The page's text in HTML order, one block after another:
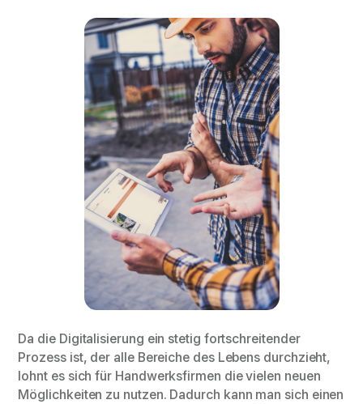
Da die Digitalisierung ein stetig fortschreitender
Prozess ist, der alle Bereiche des Lebens durchzieht,
lohnt es sich für Handwerksfirmen die vielen neuen
Möglichkeiten zu nutzen. Dadurch kann man sich einen